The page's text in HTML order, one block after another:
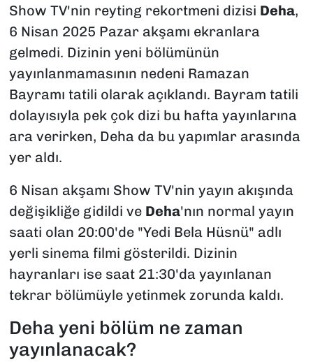
Show TV'nin reyting rekortmeni dizisi Deha,
6 Nisan 2025 Pazar akşamı ekranlara
gelmedi. Dizinin yeni bölümünün
yayınlanmamasının nedeni Ramazan
Bayramı tatili olarak açıklandı. Bayram tatili
dolayısıyla pek çok dizi bu hafta yayınlarına
ara verirken, Deha da bu yapımlar arasında
yer aldı.
6 Nisan akşamı Show TV'nin yayın akışında
değişikliğe gidildi ve Deha'nın normal yayın
saati olan 20:00'de "Yedi Bela Hüsnü" adlı
yerli sinema filmi gösterildi. Dizinin
hayranları ise saat 21:30'da yayınlanan
tekrar bölümüyle yetinmek zorunda kaldı.
Deha yeni bölüm ne zaman
yayınlanacak?